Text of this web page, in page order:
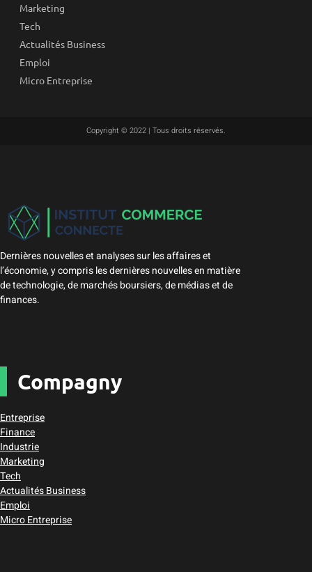
Marketing
Tech
Actualités Business
Emploi
Micro Entreprise
Copyright © 2022 | Tous droits réservés.
Dernières nouvelles et analyses sur les affaires et
l’économie, y compris les dernières nouvelles en matière
de technologie, de marchés boursiers, de médias et de
finances.
Compagny
Entreprise
Finance
Industrie
Marketing
Tech
Actualités Business
Emploi
Micro Entreprise